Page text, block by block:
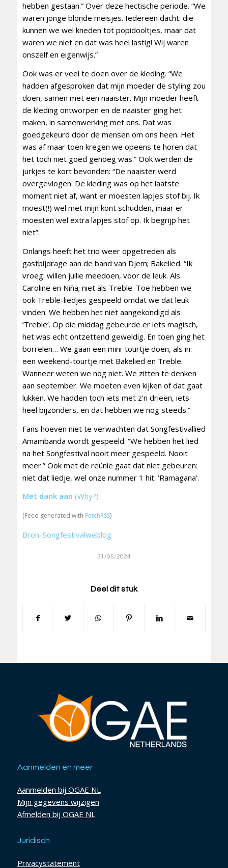
hebben gestaan.” Over deze hectische periode. “We
waren jonge blonde meisjes. Iedereen dacht: die
kunnen we wel kneden tot popidooltjes, maar dat
waren we niet en dat was heel lastig! Wij waren
onszelf en eigenwijs.”
Ook was er veel te doen over de kleding. “We
hadden afgesproken dat mijn moeder de styling zou
doen, samen met een naaister. Mijn moeder heeft
de kleding ontworpen en de naaister ging het
maken, in samenwerking met ons. Dat was
goedgekeurd door de mensen om ons heen. Het
was af maar toen kregen we opeens te horen dat
het toch niet goed genoeg was.” Ook werden de
jurkjes te kort bevonden: “De naaister werd
overgevlogen. De kleding was op het laatste
moment niet af, want er moesten lapjes stof bij. Ik
moest(!) wel met mijn kont schudden, maar er
moesten wel extra lapjes stof op. Ik begrijp het
niet”.
Onlangs heeft het trio weer opgetreden als
gastbijdrage aan de band van Djem; Bakelied. “Ik
vroeg: willen jullie meedoen, voor de leuk. Als
Caroline en Niña; niet als Treble. Toe hebben we
ook Treble-liedjes gespeeld omdat we dat leuk
vinden. We hebben het niet aangekondigd als
‘Treble’. Op die middag gebeurde er iets magisch,
het was echt ontzettend geweldig. En toen ging het
borrelen… We gaan een mini-tourtje doen, als in:
een weekend-tourtje met Bakelied en Treble.
Wanneer weten we nog niet. We zitten te denken
aan september. We moeten even kijken of dat gaat
lukken. We hadden toch iets met z’n drieën, iets
heel bijzonders, en dat hebben we nog steeds.”
Fans hoeven niet te verwachten dat Songfestivallied
Amambanda wordt gespeeld: “We hebben het lied
na het Songfestival nooit meer gespeeld. Nooit
meer.” Ook met de reünie gaat dat niet gebeuren:
niet dat liedje, wel onze nummer 1 hit: ‘Ramagana’.
Met dank aan (Why?)
(Feed generated with FetchRSS)
Bron: Songfestivalweblog
31/05/2024
Deel dit stuk
Aanmelden en meer
Aanmelden bij OGAE NL
Mijn gegevens wijzigen
Afmelden bij OGAE NL
Juridisch
Privacystatement